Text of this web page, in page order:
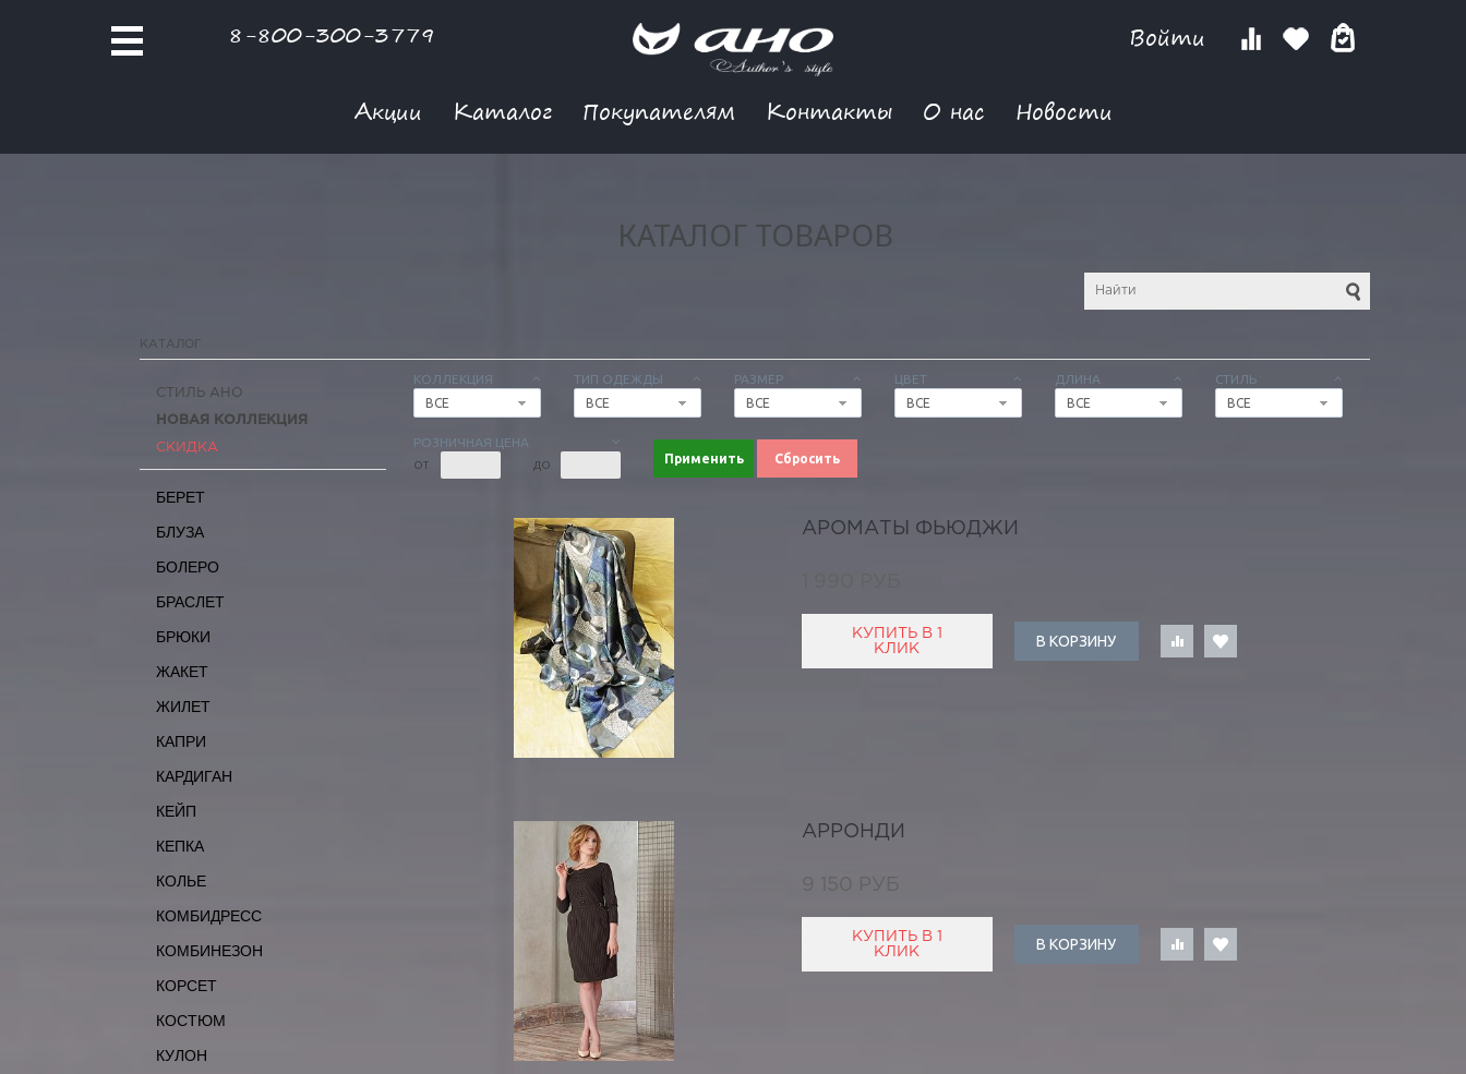
8-800-300-3779 Войти
Акции Каталог Покупателям Контакты О нас Новости
КАТАЛОГ ТОВАРОВ
КАТАЛОГ
КОЛЛЕКЦИЯ
ВСЕ
ТИП ОДЕЖДЫ
ВСЕ
РАЗМЕР
ВСЕ
ЦВЕТ
ВСЕ
ДЛИНА
ВСЕ
СТИЛЬ
ВСЕ
РОЗНИЧНАЯ ЦЕНА
ОТ ДО Применить Сбросить
СТИЛЬ АНО
НОВАЯ КОЛЛЕКЦИЯ
СКИДКА
БЕРЕТ
БЛУЗА
БОЛЕРО
БРАСЛЕТ
БРЮКИ
ЖАКЕТ
ЖИЛЕТ
КАПРИ
КАРДИГАН
КЕЙП
КЕПКА
КОЛЬЕ
КОМБИДРЕСС
КОМБИНЕЗОН
КОРСЕТ
КОСТЮМ
КУЛОН
АРОМАТЫ ФЬЮДЖИ
КУПИТЬ В 1
КЛИК
В КОРЗИНУ
АРРОНДИ
9 150 РУБ
КУПИТЬ В 1
КЛИК
В КОРЗИНУ